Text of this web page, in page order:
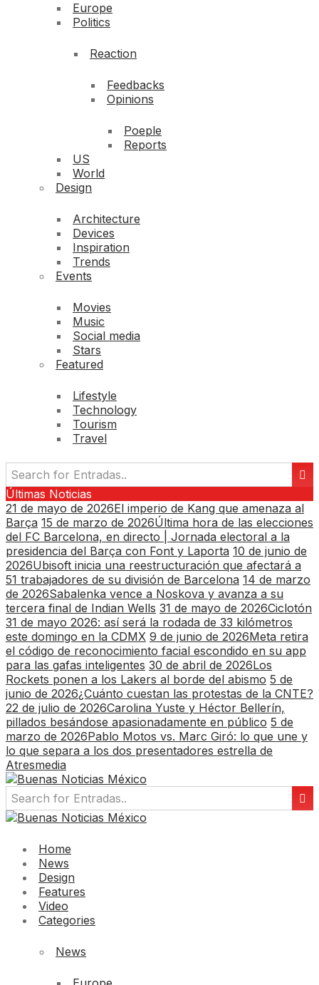
Europe
Politics
Reaction
Feedbacks
Opinions
Poeple
Reports
US
World
Design
Architecture
Devices
Inspiration
Trends
Events
Movies
Music
Social media
Stars
Featured
Lifestyle
Technology
Tourism
Travel
Últimas Noticias
21 de mayo de 2026El imperio de Kang que amenaza al
Barça 15 de marzo de 2026Última hora de las elecciones
del FC Barcelona, en directo | Jornada electoral a la
presidencia del Barça con Font y Laporta 10 de junio de
2026Ubisoft inicia una reestructuración que afectará a
51 trabajadores de su división de Barcelona 14 de marzo
de 2026Sabalenka vence a Noskova y avanza a su
tercera final de Indian Wells 31 de mayo de 2026Ciclotón
31 de mayo 2026: así será la rodada de 33 kilómetros
este domingo en la CDMX 9 de junio de 2026Meta retira
el código de reconocimiento facial escondido en su app
para las gafas inteligentes 30 de abril de 2026Los
Rockets ponen a los Lakers al borde del abismo 5 de
junio de 2026¿Cuánto cuestan las protestas de la CNTE?
22 de julio de 2026Carolina Yuste y Héctor Bellerín,
pillados besándose apasionadamente en público 5 de
marzo de 2026Pablo Motos vs. Marc Giró: lo que une y
lo que separa a los dos presentadores estrella de
Atresmedia
Home
News
Design
Features
Video
Categories
News